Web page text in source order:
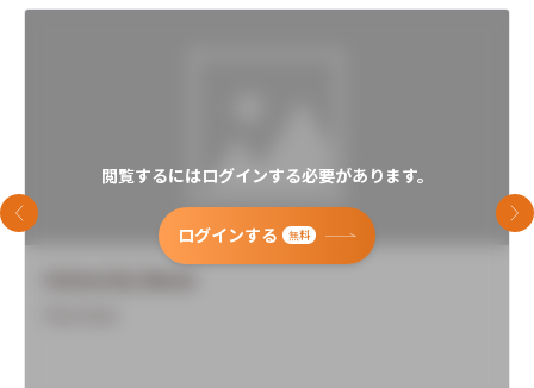
閲覧するにはログインする必要があります。
ログインする 無料
前のスライド 次